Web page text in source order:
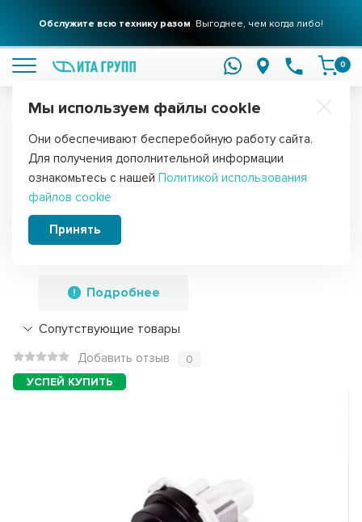
Обслужите всю технику разом Выгоднее, чем когда либо!
0
Главная Запчасти для посудомоечных машин Сливные насосы
Сливной насос (помпа) для
посудомоечной машины AEG,
Electrolux, 30W, 3 защелки, с улиткой,
40000443022, P500
Подробнее
Сопутствующие товары
Добавить отзыв 0
Мы используем файлы cookie
Они обеспечивают бесперебойную работу сайта.
Для получения дополнительной информации
ознакомьтесь с нашей Политикой использования
файлов cookie
Принять